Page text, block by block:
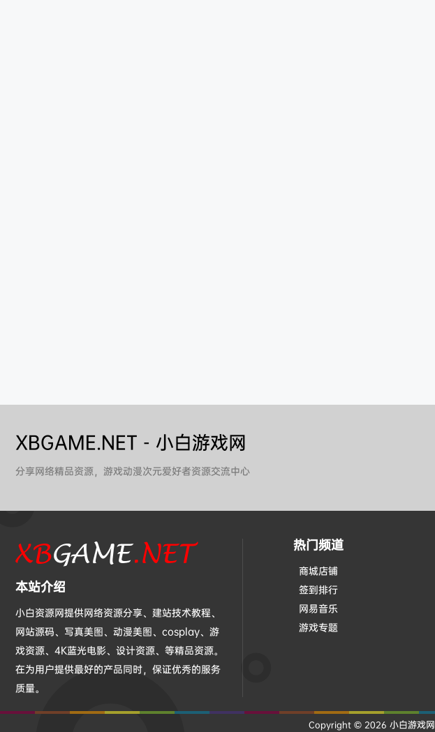
XBGAME.NET - 小白游戏网
分享网络精品资源，游戏动漫次元爱好者资源交流中心
本站介绍
小白资源网提供网络资源分享、建站技术教程、
网站源码、写真美图、动漫美图、cosplay、游
戏资源、4K蓝光电影、设计资源、等精品资源。
在为用户提供最好的产品同时，保证优秀的服务
质量。
热门频道
商城店铺
签到排行
网易音乐
游戏专题
Copyright © 2026 小白游戏网